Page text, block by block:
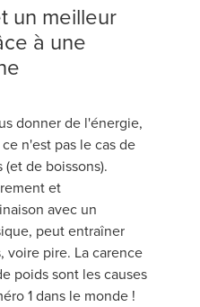
un meilleur
à une
donner de l'énergie,
n'est pas le cas de
de boissons).
et
avec un
peut entraîner
voire pire. La carence
poids sont les causes
1 dans le monde !